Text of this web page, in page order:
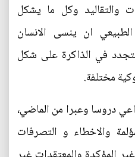
والتقاليد وكل ما يشكل
ان ينسى الانسان
في الذاكرة على شكل
مختلفة.
دروسا وعبرا من الماضي،
والاخطاء و التصرفات